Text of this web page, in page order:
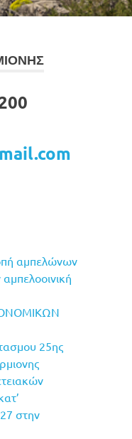
αμπελώνων
25ης
στην